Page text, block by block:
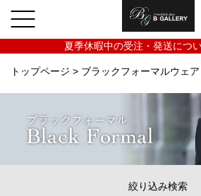
夏季休暇中の受注・発送につ
トップページ > ブラックフォーマルウェア
絞り込み検索